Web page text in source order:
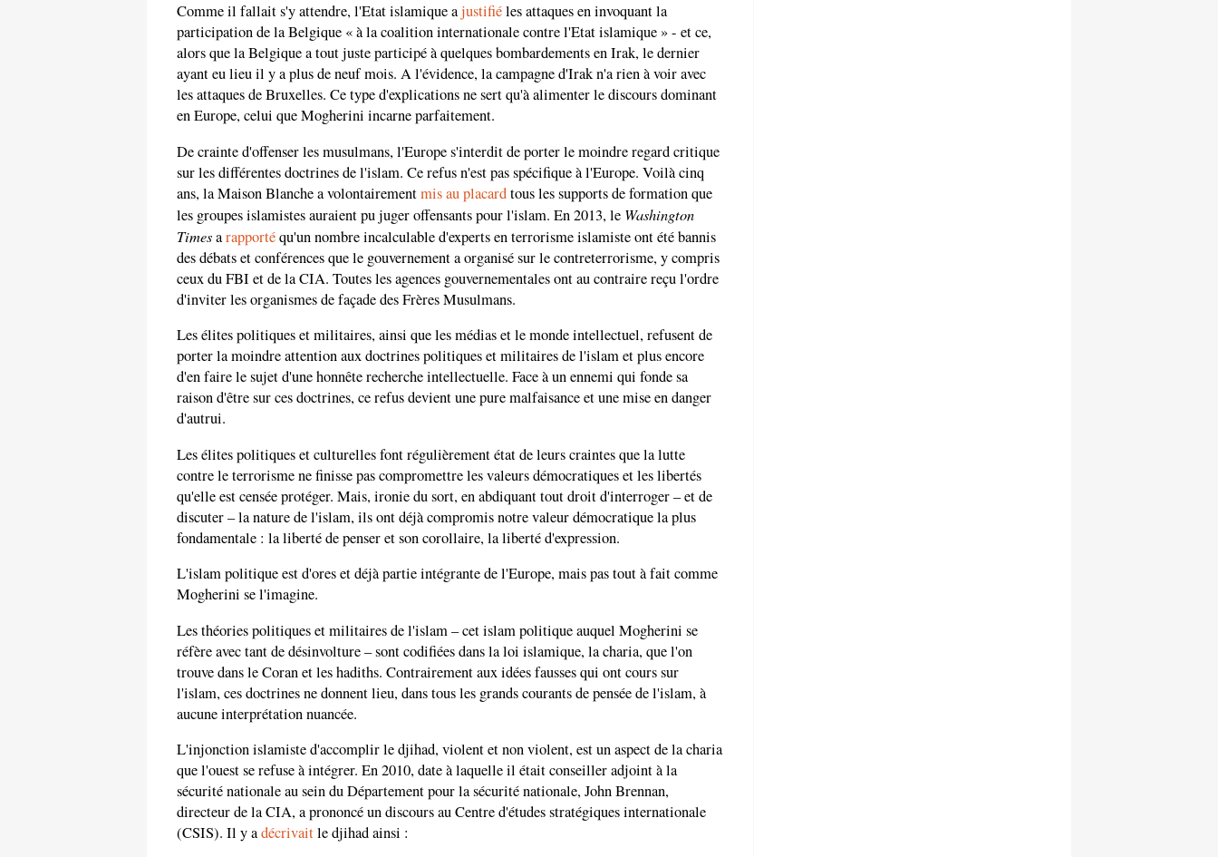
Comme il fallait s'y attendre, l'Etat islamique ajustifiéles attaques en invoquant la
participation de la Belgique « à la coalition internationale contre l'Etat islamique » - et ce,
alors que la Belgique a tout juste participé à quelques bombardements en Irak, le dernier
ayant eu lieu il y a plus de neuf mois. A l'évidence, la campagne d'Irak n'a rien à voir avec
les attaques de Bruxelles. Ce type d'explications ne sert qu'à alimenter le discours dominant
en Europe, celui que Mogherini incarne parfaitement.
De crainte d'offenser les musulmans, l'Europe s'interdit de porter le moindre regard critique
sur les différentes doctrines de l'islam. Ce refus n'est pas spécifique à l'Europe. Voilà cinq
ans, la Maison Blanche a volontairementmis au placardtous les supports de formation que
les groupes islamistes auraient pu juger offensants pour l'islam. En 2013, le Washington
Timesarapportéqu'un nombre incalculable d'experts en terrorisme islamiste ont été bannis
des débats et conférences que le gouvernement a organisé sur le contreterrorisme, y compris
ceux du FBI et de la CIA. Toutes les agences gouvernementales ont au contraire reçu l'ordre
d'inviter les organismes de façade des Frères Musulmans.
Les élites politiques et militaires, ainsi que les médias et le monde intellectuel, refusent de
porter la moindre attention aux doctrines politiques et militaires de l'islam et plus encore
d'en faire le sujet d'une honnête recherche intellectuelle. Face à un ennemi qui fonde sa
raison d'être sur ces doctrines, ce refus devient une pure malfaisance et une mise en danger
d'autrui.
Les élites politiques et culturelles font régulièrement état de leurs craintes que la lutte
contre le terrorisme ne finisse pas compromettre les valeurs démocratiques et les libertés
qu'elle est censée protéger. Mais, ironie du sort, en abdiquant tout droit d'interroger – et de
discuter – la nature de l'islam, ils ont déjà compromis notre valeur démocratique la plus
fondamentale : la liberté de penser et son corollaire, la liberté d'expression.
L'islam politique est d'ores et déjà partie intégrante de l'Europe, mais pas tout à fait comme
Mogherini se l'imagine.
Les théories politiques et militaires de l'islam – cet islam politique auquel Mogherini se
réfère avec tant de désinvolture – sont codifiées dans la loi islamique, la charia, que l'on
trouve dans le Coran et les hadiths. Contrairement aux idées fausses qui ont cours sur
l'islam, ces doctrines ne donnent lieu, dans tous les grands courants de pensée de l'islam, à
aucune interprétation nuancée.
L'injonction islamiste d'accomplir le djihad, violent et non violent, est un aspect de la charia
que l'ouest se refuse à intégrer. En 2010, date à laquelle il était conseiller adjoint à la
sécurité nationale au sein du Département pour la sécurité nationale, John Brennan,
directeur de la CIA, a prononcé un discours au Centre d'études stratégiques internationale
(CSIS). Il y adécrivaitle djihad ainsi :